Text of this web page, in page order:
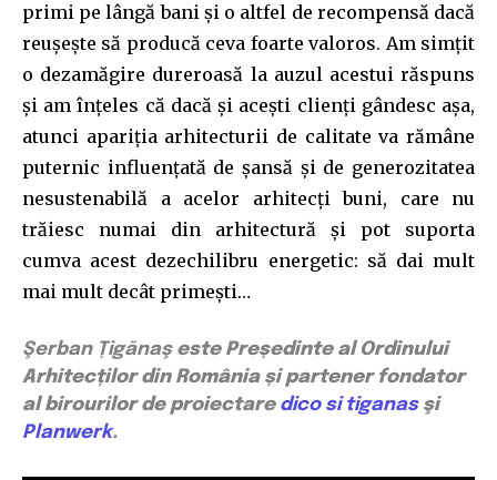
primi pe lângă bani și o altfel de recompensă dacă
reușește să producă ceva foarte valoros. Am simțit
o dezamăgire dureroasă la auzul acestui răspuns
și am înțeles că dacă și acești clienți gândesc așa,
atunci apariția arhitecturii de calitate va rămâne
puternic influențată de șansă și de generozitatea
nesustenabilă a acelor arhitecți buni, care nu
trăiesc numai din arhitectură și pot suporta
cumva acest dezechilibru energetic: să dai mult
mai mult decât primești…
Şerban Țigănaşeste Președinte al Ordinului
Arhitecților din România și partener fondator
al birourilor de proiectare dico si tiganas şi
Planwerk.